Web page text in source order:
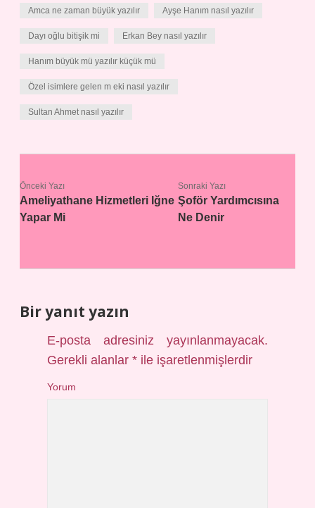
Amca ne zaman büyük yazılır Ayşe Hanım nasıl yazılır
Dayı oğlu bitişik mi Erkan Bey nasıl yazılır
Hanım büyük mü yazılır küçük mü
Özel isimlere gelen m eki nasıl yazılır
Sultan Ahmet nasıl yazılır
Önceki Yazı
Ameliyathane Hizmetleri Iğne
Yapar Mi
Sonraki Yazı
Şoför Yardımcısına
Ne Denir
Bir yanıt yazın
E-posta adresiniz yayınlanmayacak.
Gerekli alanlar* ile işaretlenmişlerdir
Yorum